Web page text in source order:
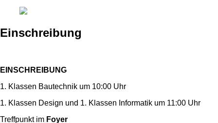
Einschreibung
EINSCHREIBUNG
1. Klassen Bautechnik um 10:00 Uhr
1. Klassen Design und 1. Klassen Informatik um 11:00 Uhr
Treffpunkt im Foyer